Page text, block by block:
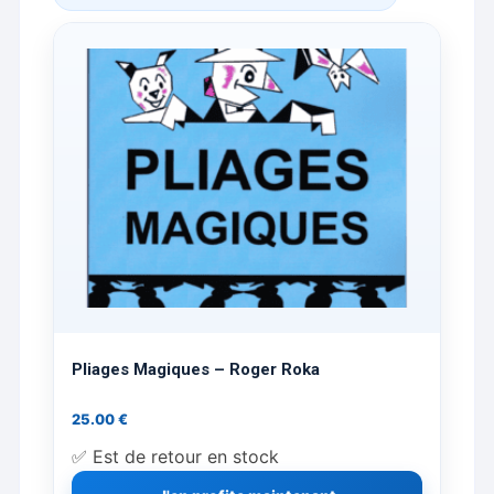
Pliages Magiques – Roger Roka
25.00€
✅ Est de retour en stock